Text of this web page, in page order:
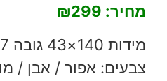
מחיר: ₪299
מידות 140×43 גובה 47 ס"מ
צבעים: אפור / אבן /